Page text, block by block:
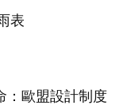
表
：歐盟設計制度